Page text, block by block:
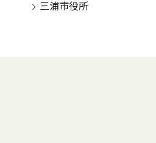
三浦市役所